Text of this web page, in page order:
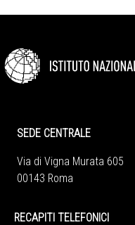
SEDE CENTRALE
Via di Vigna Murata 605
00143 Roma
RECAPITI TELEFONICI